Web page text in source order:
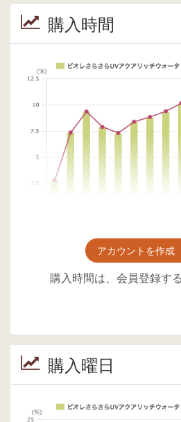
購入時間
アカウントを作成
購入時間は、会員登録す
購入曜日